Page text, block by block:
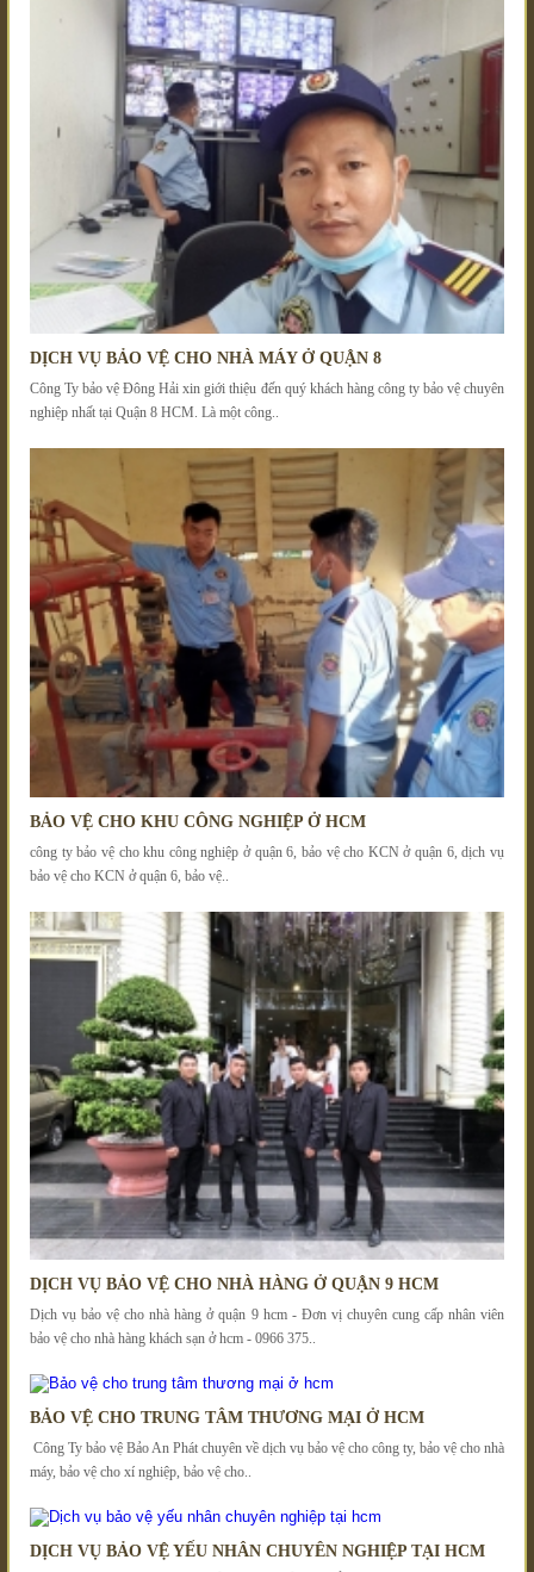
DỊCH VỤ BẢO VỆ CHO NHÀ MÁY Ở QUẬN 8
Công Ty bảo vệ Đông Hải xin giới thiệu đến quý khách hàng công ty bảo vệ chuyên
nghiệp nhất tại Quận 8 HCM. Là một công..
BẢO VỆ CHO KHU CÔNG NGHIỆP Ở HCM
công ty bảo vệ cho khu công nghiệp ở quận 6, bảo vệ cho KCN ở quận 6, dịch vụ
bảo vệ cho KCN ở quận 6, bảo vệ..
DỊCH VỤ BẢO VỆ CHO NHÀ HÀNG Ở QUẬN 9 HCM
Dịch vụ bảo vệ cho nhà hàng ở quận 9 hcm - Đơn vị chuyên cung cấp nhân viên
bảo vệ cho nhà hàng khách sạn ở hcm - 0966 375..
BẢO VỆ CHO TRUNG TÂM THƯƠNG MẠI Ở HCM
Công Ty bảo vệ Bảo An Phát chuyên về dịch vụ bảo vệ cho công ty, bảo vệ cho nhà
máy, bảo vệ cho xí nghiệp, bảo vệ cho..
DỊCH VỤ BẢO VỆ YẾU NHÂN CHUYÊN NGHIỆP TẠI HCM